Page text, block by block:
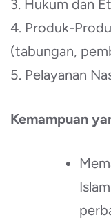
3. Hukum dan
4. Produk-
(tabungan,
5. Pelayanan
Kemampuan